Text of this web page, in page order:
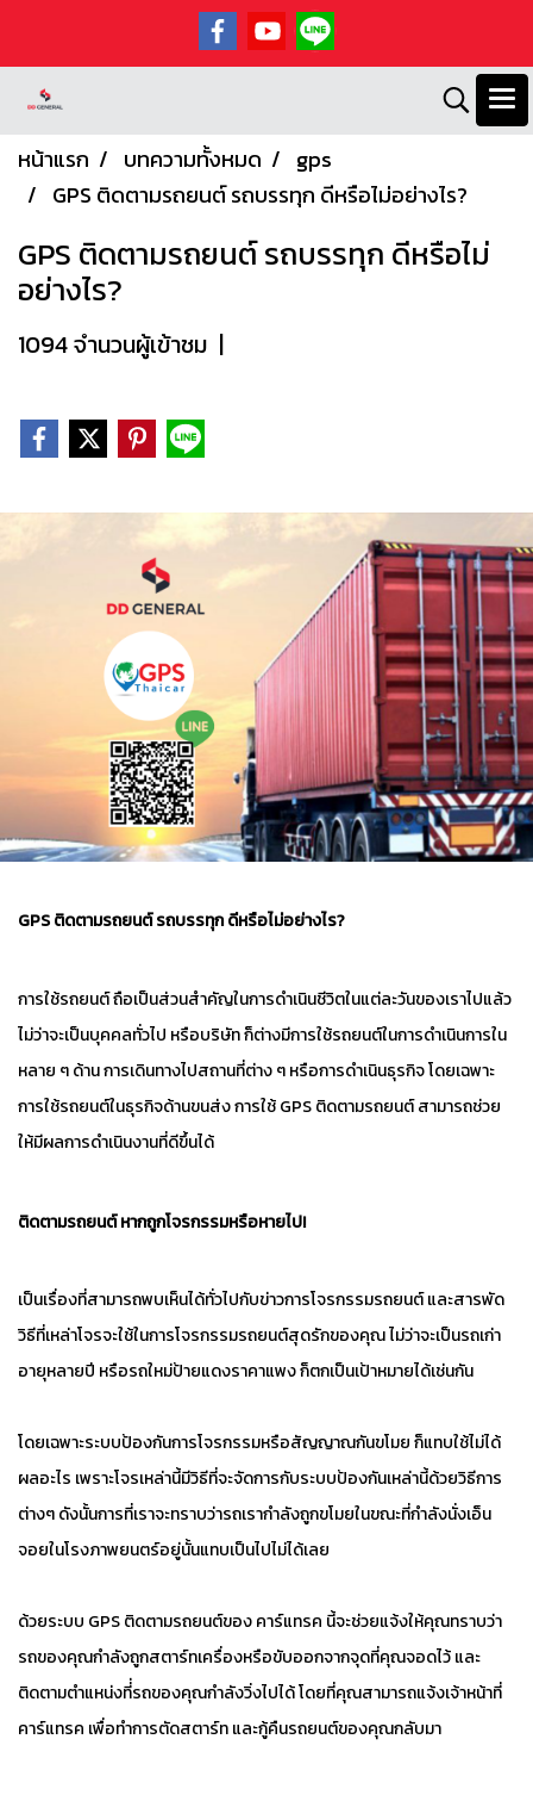
หน้าแรก บทความทั้งหมด
gps
GPS ติดตามรถยนต์ รถบรรทุก ดีหรือไม่อย่างไร?
GPS ติดตามรถยนต์ รถบรรทุก ดีหรือไม่
อย่างไร?
1094 จำนวนผู้เข้าชม |
GPS ติดตามรถยนต์ รถบรรทุก ดีหรือไม่อย่างไร?
การใช้รถยนต์ ถือเป็นส่วนสำคัญในการดำเนินชีวิตในแต่ละวันของเราไปแล้ว
ไม่ว่าจะเป็นบุคคลทั่วไป หรือบริษัท ก็ต่างมีการใช้รถยนต์ในการดำเนินการใน
หลาย ๆ ด้าน การเดินทางไปสถานที่ต่าง ๆ หรือการดำเนินธุรกิจ โดยเฉพาะ
การใช้รถยนต์ในธุรกิจด้านขนส่ง การใช้ GPS ติดตามรถยนต์ สามารถช่วย
ให้มีผลการดำเนินงานที่ดีขึ้นได้
ติดตามรถยนต์ หากถูกโจรกรรมหรือหายไป!
เป็นเรื่องที่สามารถพบเห็นได้ทั่วไปกับข่าวการโจรกรรมรถยนต์ และสารพัด
วิธีที่เหล่าโจรจะใช้ในการโจรกรรมรถยนต์สุดรักของคุณ ไม่ว่าจะเป็นรถเก่า
อายุหลายปี หรือรถใหม่ป้ายแดงราคาแพง ก็ตกเป็นเป้าหมายได้เช่นกัน
โดยเฉพาะระบบป้องกันการโจรกรรมหรือสัญญาณกันขโมย ก็แทบใช้ไม่ได้
ผลอะไร เพราะโจรเหล่านี้มีวิธีที่จะจัดการกับระบบป้องกันเหล่านี้ด้วยวิธีการ
ต่างๆ ดังนั้นการที่เราจะทราบว่ารถเรากำลังถูกขโมยในขณะที่กำลังนั่งเอ็น
จอยในโรงภาพยนตร์อยู่นั้นแทบเป็นไปไม่ได้เลย
ด้วยระบบ GPS ติดตามรถยนต์ของ คาร์แทรค นี้จะช่วยแจ้งให้คุณทราบว่า
รถของคุณกำลังถูกสตาร์ทเครื่องหรือขับออกจากจุดที่คุณจอดไว้ และ
ติดตามตำแหน่งที่่รถของคุณกำลังวิ่งไปได้ โดยที่คุณสามารถแจ้งเจ้าหน้าที่
คาร์แทรค เพื่อทำการตัดสตาร์ท และกู้คืนรถยนต์ของคุณกลับมา